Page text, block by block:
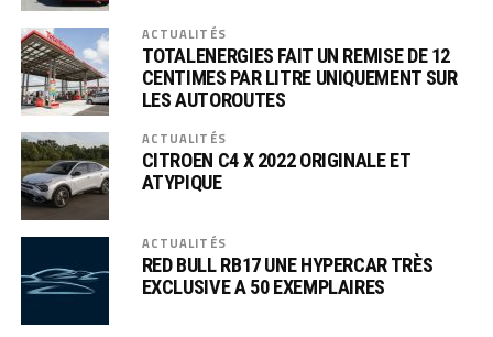
ACTUALITÉS
TOTALENERGIES FAIT UN REMISE DE 12
CENTIMES PAR LITRE UNIQUEMENT SUR
LES AUTOROUTES
ACTUALITÉS
CITROEN C4 X 2022 ORIGINALE ET
ATYPIQUE
ACTUALITÉS
RED BULL RB17 UNE HYPERCAR TRÈS
EXCLUSIVE A 50 EXEMPLAIRES